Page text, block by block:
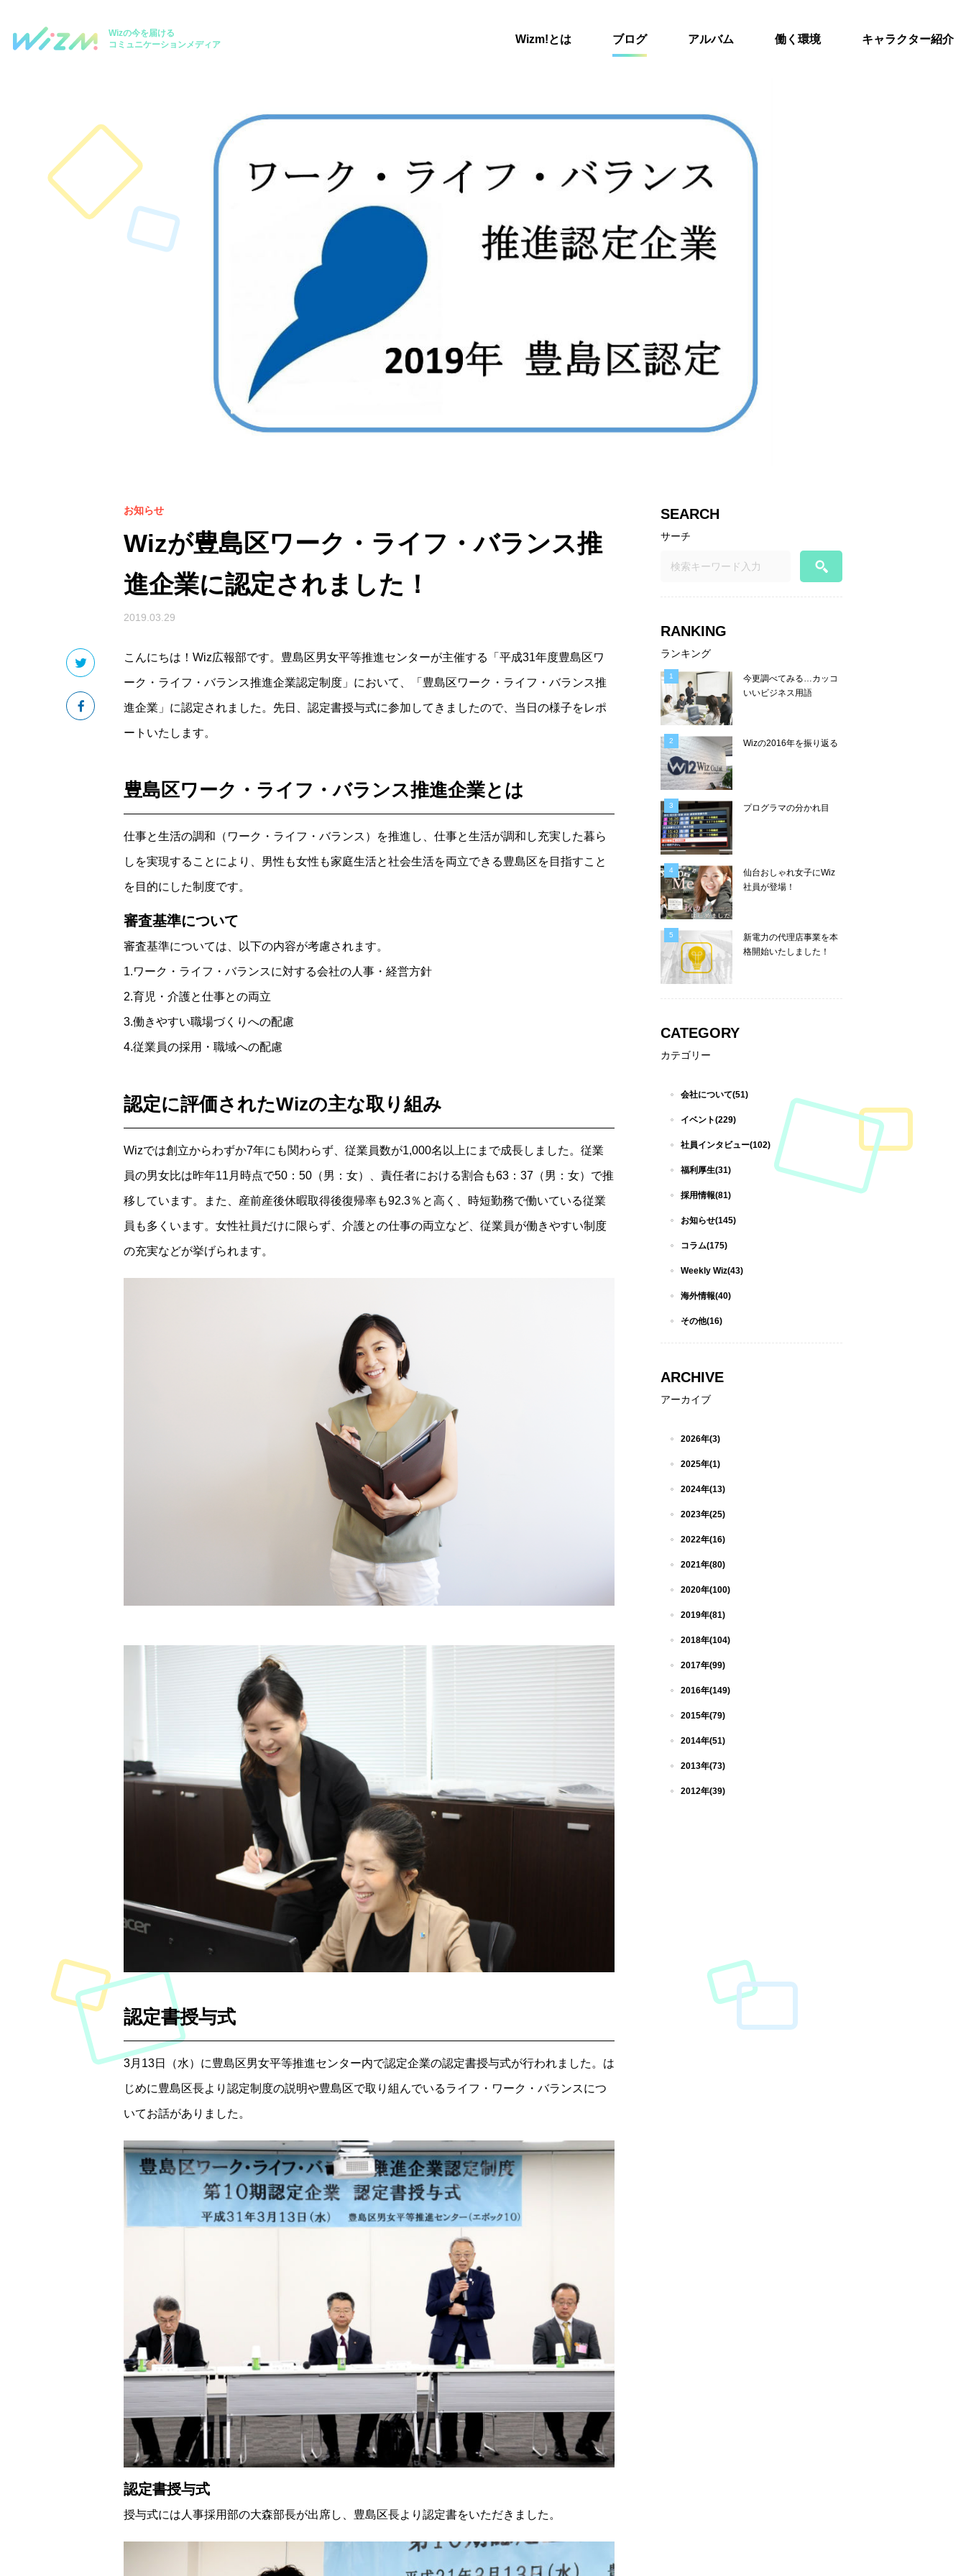
Wizの今を届ける
コミュニケーションメディア
Wizm!とは ブログ アルバム 働く環境 キャラクター紹介
お知らせ
Wizが豊島区ワーク・ライフ・バランス推
進企業に認定されました！
2019.03.29
こんにちは！Wiz広報部です。豊島区男女平等推進センターが主催する「平成31年度豊島区ワ
ーク・ライフ・バランス推進企業認定制度」において、「豊島区ワーク・ライフ・バランス推
進企業」に認定されました。先日、認定書授与式に参加してきましたので、当日の様子をレポ
ートいたします。
豊島区ワーク・ライフ・バランス推進企業とは
仕事と生活の調和（ワーク・ライフ・バランス）を推進し、仕事と生活が調和し充実した暮ら
しを実現することにより、男性も女性も家庭生活と社会生活を両立できる豊島区を目指すこと
を目的にした制度です。
審査基準について
審査基準については、以下の内容が考慮されます。
1.ワーク・ライフ・バランスに対する会社の人事・経営方針
2.育児・介護と仕事との両立
3.働きやすい職場づくりへの配慮
4.従業員の採用・職域への配慮
認定に評価されたWizの主な取り組み
Wizでは創立からわずか7年にも関わらず、従業員数が1,000名以上にまで成長しました。従業
員の男女比は昨年11月時点で50：50（男：女）、責任者における割合も63：37（男：女）で推
移しています。また、産前産後休暇取得後復帰率も92.3％と高く、時短勤務で働いている従業
員も多くいます。女性社員だけに限らず、介護との仕事の両立など、従業員が働きやすい制度
の充実などが挙げられます。
認定書授与式
3月13日（水）に豊島区男女平等推進センター内で認定企業の認定書授与式が行われました。は
じめに豊島区長より認定制度の説明や豊島区で取り組んでいるライフ・ワーク・バランスにつ
いてお話がありました。
認定書授与式
授与式には人事採用部の大森部長が出席し、豊島区長より認定書をいただきました。
SEARCH
サーチ
RANKING
ランキング
今更調べてみる…カッコ
いいビジネス用語
Wizの2016年を振り返る
プログラマの分かれ目
仙台おしゃれ女子にWiz
社員が登場！
新電力の代理店事業を本
格開始いたしました！
CATEGORY
カテゴリー
会社について(51)
イベント(229)
社員インタビュー(102)
福利厚生(31)
採用情報(81)
お知らせ(145)
コラム(175)
Weekly Wiz(43)
海外情報(40)
その他(16)
ARCHIVE
アーカイブ
2026年(3)
2025年(1)
2024年(13)
2023年(25)
2022年(16)
2021年(80)
2020年(100)
2019年(81)
2018年(104)
2017年(99)
2016年(149)
2015年(79)
2014年(51)
2013年(73)
2012年(39)